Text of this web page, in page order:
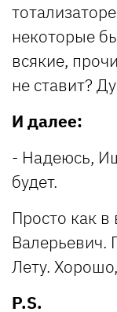
некоторые
всякие,
не ставит?
И далее:
- Надеюсь,
будет.
Просто как в
Валерьевич.
Лету.
P.S.